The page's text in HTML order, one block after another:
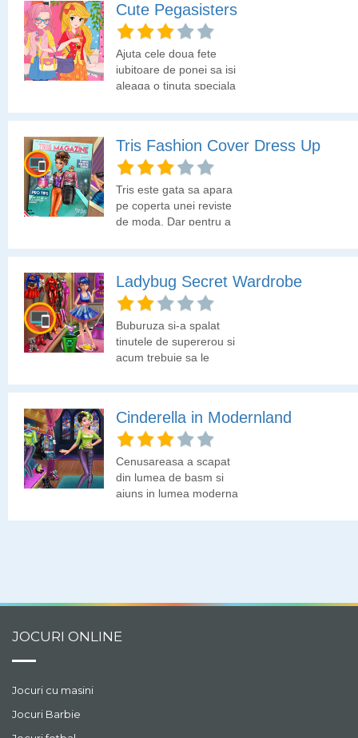
provocare, creeaza o
fotografie, adauga-i filtre
si posteaz-o pentru a
vedea daca tinuta se
potriveste cu tema. Multa
Cute Pegasisters
Ajuta cele doua fete
iubitoare de ponei sa isi
aleaga o tinuta speciala
Tris Fashion Cover Dress Up
Tris este gata sa apara
pe coperta unei reviste
de moda. Dar pentru a
pe care a depozitat-o in
cutii. Asa ca Tris a decis
care o va purta la probe.
Cine stie, poate chiar cu
aceasta tinuta va poza in
Ladybug Secret Wardrobe
Buburuza si-a spalat
tinutele de supererou si
acum trebuie sa le
Cinderella in Modernland
Cenusareasa a scapat
din lumea de basm si
ajuns in lumea moderna
JOCURI ONLINE
Jocuri cu masini
Jocuri Barbie